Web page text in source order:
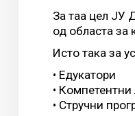
За таа цел ЈУ
од областа за
Исто така за
• Едукатори
•
• Стручни